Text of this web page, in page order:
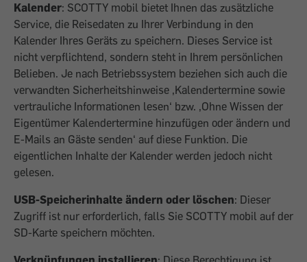
Kalender: SCOTTY mobil bietet Ihnen das zusätzliche
Service, die Reisedaten zu Ihrer Verbindung in den
Kalender Ihres Geräts zu speichern. Dieses Service ist
nicht verpflichtend, sondern steht in Ihrem persönlichen
Belieben. Je nach Betriebssystem beziehen sich auch die
verwandten Sicherheitshinweise ,Kalendertermine sowie
vertrauliche Infor­mationen lesen‘ bzw. ,Ohne Wissen der
Eigen­tümer Kalendertermine hinzufügen oder ändern und
E-Mails an Gäste senden‘ auf diese Funktion. Die
eigentlichen Inhalte der ­Kalender werden jedoch nicht
gelesen.
USB-Speicherinhalte ändern oder löschen: Dieser
Zugriff ist nur erforderlich, falls Sie SCOTTY mobil auf der
SD-Karte speichern möchten.